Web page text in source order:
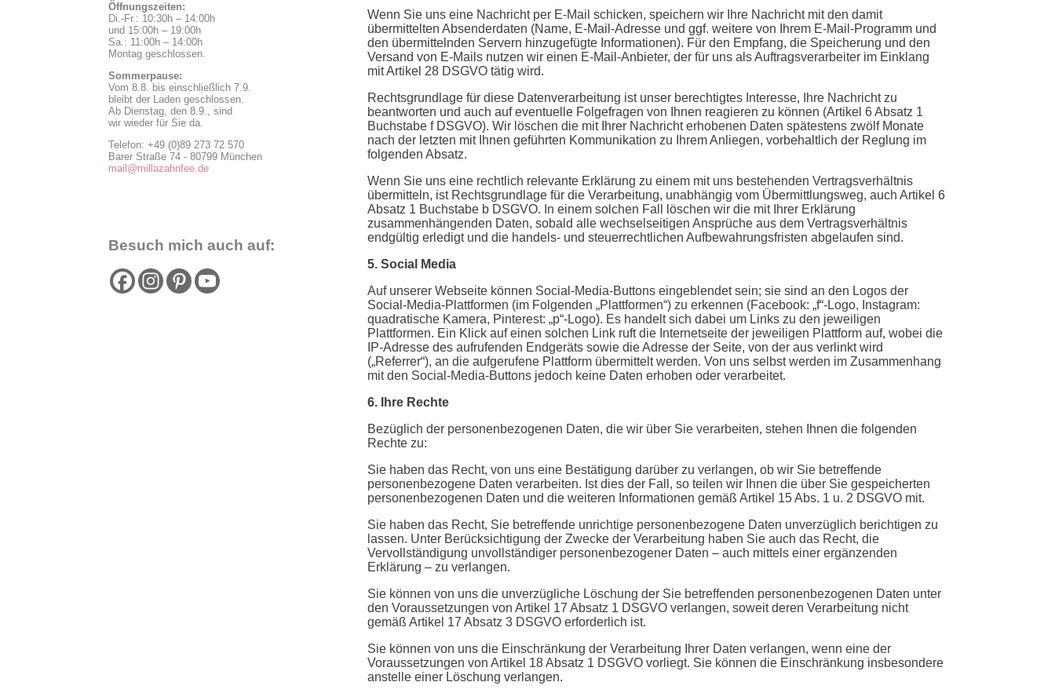
Öffnungszeiten:
Di.-Fr.: 10:30h – 14:00h
und 15:00h – 19:00h
Sa.: 11:00h – 14:00h
Montag geschlossen.
Sommerpause:
Vom 8.8. bis einschließlich 7.9.
bleibt der Laden geschlossen.
Ab Dienstag, den 8.9., sind
wir wieder für Sie da.
Telefon: +49 (0)89 273 72 570
Barer Straße 74 - 80799 München
mail@millazahnfee.de
Besuch mich auch auf:
Wenn Sie uns eine Nachricht per E-Mail schicken, speichern wir Ihre Nachricht mit den damit
übermittelten Absenderdaten (Name, E-Mail-Adresse und ggf. weitere von Ihrem E-Mail-Programm und
den übermittelnden Servern hinzugefügte Informationen). Für den Empfang, die Speicherung und den
Versand von E-Mails nutzen wir einen E-Mail-Anbieter, der für uns als Auftragsverarbeiter im Einklang
mit Artikel 28 DSGVO tätig wird.
Rechtsgrundlage für diese Datenverarbeitung ist unser berechtigtes Interesse, Ihre Nachricht zu
beantworten und auch auf eventuelle Folgefragen von Ihnen reagieren zu können (Artikel 6 Absatz 1
Buchstabe f DSGVO). Wir löschen die mit Ihrer Nachricht erhobenen Daten spätestens zwölf Monate
nach der letzten mit Ihnen geführten Kommunikation zu Ihrem Anliegen, vorbehaltlich der Reglung im
folgenden Absatz.
Wenn Sie uns eine rechtlich relevante Erklärung zu einem mit uns bestehenden Vertragsverhältnis
übermitteln, ist Rechtsgrundlage für die Verarbeitung, unabhängig vom Übermittlungsweg, auch Artikel 6
Absatz 1 Buchstabe b DSGVO. In einem solchen Fall löschen wir die mit Ihrer Erklärung
zusammenhängenden Daten, sobald alle wechselseitigen Ansprüche aus dem Vertragsverhältnis
endgültig erledigt und die handels- und steuerrechtlichen Aufbewahrungsfristen abgelaufen sind.
5. Social Media
Auf unserer Webseite können Social-Media-Buttons eingeblendet sein; sie sind an den Logos der
Social-Media-Plattformen (im Folgenden „Plattformen“) zu erkennen (Facebook: „f“-Logo, Instagram:
quadratische Kamera, Pinterest: „p“-Logo). Es handelt sich dabei um Links zu den jeweiligen
Plattformen. Ein Klick auf einen solchen Link ruft die Internetseite der jeweiligen Plattform auf, wobei die
IP-Adresse des aufrufenden Endgeräts sowie die Adresse der Seite, von der aus verlinkt wird
(„Referrer“), an die aufgerufene Plattform übermittelt werden. Von uns selbst werden im Zusammenhang
mit den Social-Media-Buttons jedoch keine Daten erhoben oder verarbeitet.
6. Ihre Rechte
Bezüglich der personenbezogenen Daten, die wir über Sie verarbeiten, stehen Ihnen die folgenden
Rechte zu:
Sie haben das Recht, von uns eine Bestätigung darüber zu verlangen, ob wir Sie betreffende
personenbezogene Daten verarbeiten. Ist dies der Fall, so teilen wir Ihnen die über Sie gespeicherten
personenbezogenen Daten und die weiteren Informationen gemäß Artikel 15 Abs. 1 u. 2 DSGVO mit.
Sie haben das Recht, Sie betreffende unrichtige personenbezogene Daten unverzüglich berichtigen zu
lassen. Unter Berücksichtigung der Zwecke der Verarbeitung haben Sie auch das Recht, die
Vervollständigung unvollständiger personenbezogener Daten – auch mittels einer ergänzenden
Erklärung – zu verlangen.
Sie können von uns die unverzügliche Löschung der Sie betreffenden personenbezogenen Daten unter
den Voraussetzungen von Artikel 17 Absatz 1 DSGVO verlangen, soweit deren Verarbeitung nicht
gemäß Artikel 17 Absatz 3 DSGVO erforderlich ist.
Sie können von uns die Einschränkung der Verarbeitung Ihrer Daten verlangen, wenn eine der
Voraussetzungen von Artikel 18 Absatz 1 DSGVO vorliegt. Sie können die Einschränkung insbesondere
anstelle einer Löschung verlangen.